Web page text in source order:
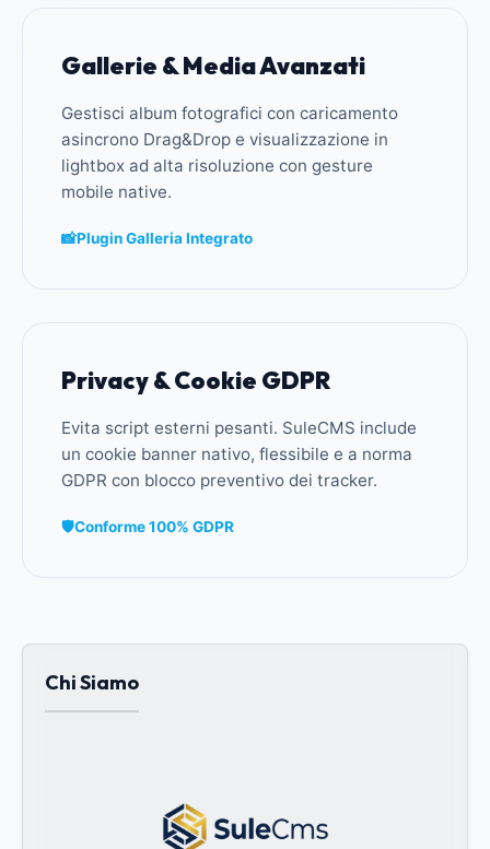
Gallerie & Media Avanzati
Gestisci album fotografici con caricamento
asincrono Drag&Drop e visualizzazione in
lightbox ad alta risoluzione con gesture
mobile native.
📸Plugin Galleria Integrato
Privacy & Cookie GDPR
Evita script esterni pesanti. SuleCMS include
un cookie banner nativo, flessibile e a norma
GDPR con blocco preventivo dei tracker.
🛡️Conforme 100% GDPR
Chi Siamo